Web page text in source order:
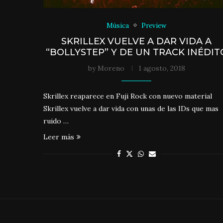
Música Preview
SKRILLEX VUELVE A DAR VIDA A
“BOLLYSTEP” Y DE UN TRACK
by Moreno 1 agosto, 2018
Skrillex reaparece en Fuji Rock con nuevo material
Skrillex vuelve a dar vida con unas de las IDs que mas
ruido …
Leer más